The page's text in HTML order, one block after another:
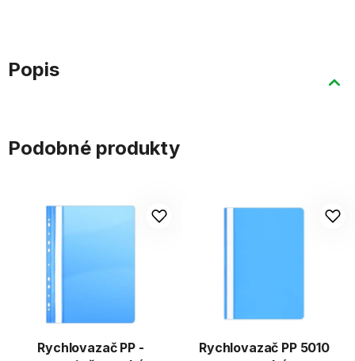
Popis
Podobné produkty
Rychlovazač PP -
Rychlovazač PP 5010